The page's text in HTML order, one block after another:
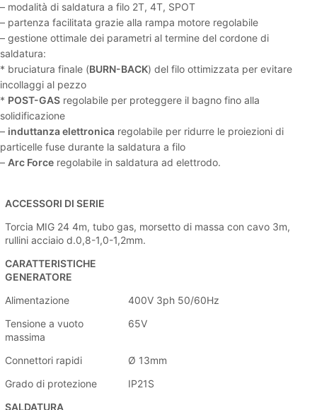
– modalità di saldatura a filo 2T, 4T, SPOT
– partenza facilitata grazie alla rampa motore regolabile
– gestione ottimale dei parametri al termine del cordone di
saldatura:
* bruciatura finale (BURN-BACK) del filo ottimizzata per evitare
incollaggi al pezzo
* POST-GAS regolabile per proteggere il bagno fino alla
solidificazione
– induttanza elettronica regolabile per ridurre le proiezioni di
particelle fuse durante la saldatura a filo
– Arc Force regolabile in saldatura ad elettrodo.
ACCESSORI DI SERIE
Torcia MIG 24 4m, tubo gas, morsetto di massa con cavo 3m,
rullini acciaio d.0,8-1,0-1,2mm.
CARATTERISTICHE
GENERATORE
Alimentazione
400V 3ph 50/60Hz
Tensione a vuoto
massima
65V
Connettori rapidi
Ø 13mm
Grado di protezione
IP21S
SALDATURA